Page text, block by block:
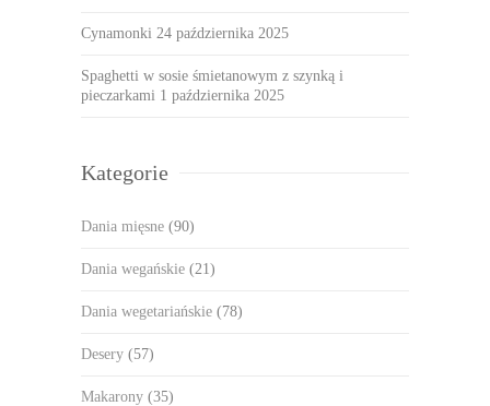
Cynamonki 24 października 2025
Spaghetti w sosie śmietanowym z szynką i
pieczarkami 1 października 2025
Kategorie
Dania mięsne (90)
Dania wegańskie (21)
Dania wegetariańskie (78)
Desery (57)
Makarony (35)